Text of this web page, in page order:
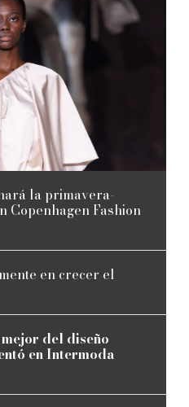
la primavera-
Copenhagen Fashion
en crecer el
del diseño
en Intermoda